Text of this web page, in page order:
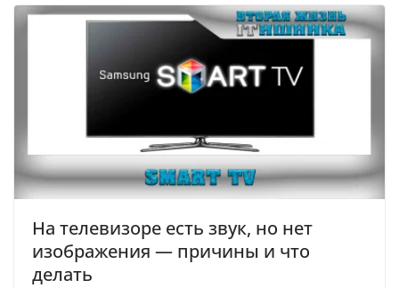
На телевизоре есть звук, но нет
изображения — причины и что
делать